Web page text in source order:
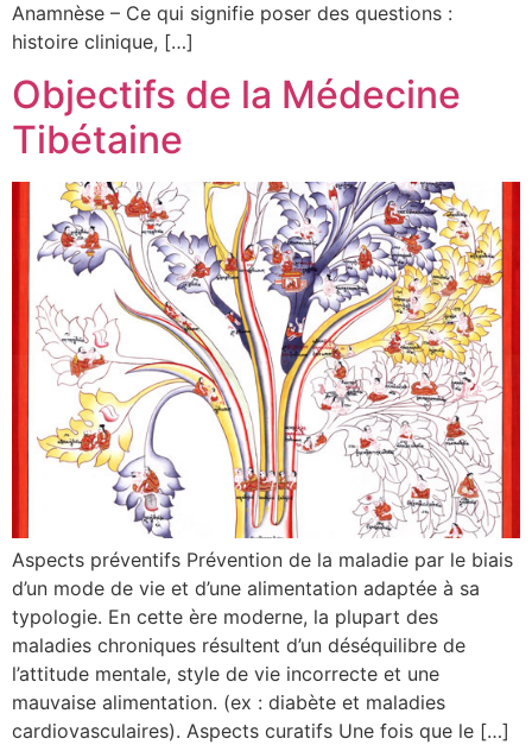
Anamnèse – Ce qui signifie poser des questions :
histoire clinique, […]
Objectifs de la Médecine
Tibétaine
Aspects préventifs Prévention de la maladie par le biais
d’un mode de vie et d’une alimentation adaptée à sa
typologie. En cette ère moderne, la plupart des
maladies chroniques résultent d’un déséquilibre de
l’attitude mentale, style de vie incorrecte et une
mauvaise alimentation. (ex : diabète et maladies
cardiovasculaires). Aspects curatifs Une fois que le […]